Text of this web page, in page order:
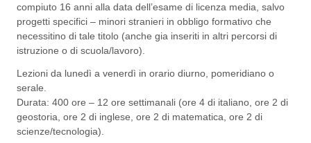
compiuto 16 anni alla data dell’esame di licenza media, salvo
progetti specifici – minori stranieri in obbligo formativo che
necessitino di tale titolo (anche gia inseriti in altri percorsi di
istruzione o di scuola/lavoro).
Lezioni da lunedì a venerdì in orario diurno, pomeridiano o
serale.
Durata: 400 ore – 12 ore settimanali (ore 4 di italiano, ore 2 di
geostoria, ore 2 di inglese, ore 2 di matematica, ore 2 di
scienze/tecnologia).